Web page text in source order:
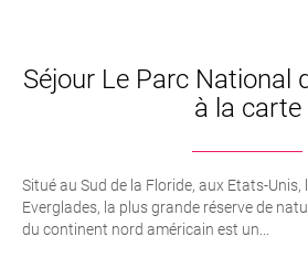
Séjour Le Parc National
à la carte
Situé au Sud de la Floride, aux Etats-
Everglades, la plus grande réserve de
du continent nord américain est un...